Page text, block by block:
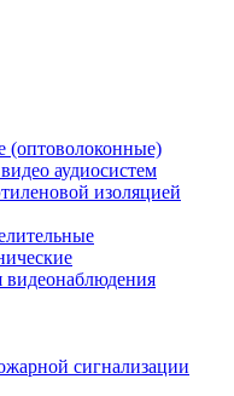
(оптоволоконные)
аудиосистем
изоляцией
сигнализации